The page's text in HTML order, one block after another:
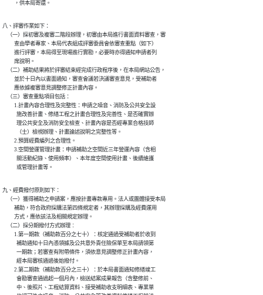
          ，供本局寄還。
八、評審作業如下：
    （一）採初審及複審二階段辦理，初審由本局進行書面資料審查，審
          查由學者專家、本局代表組成評審委員會依審查重點（如下）
          進行評審，本局得至現場進行實勘，必要時亦得通知申請者列
          席說明。
    （二）補助結果將於評審結束經完成行政程序後，在本局網站公告，
          並於十日內以書面通知，審查會議若決議審查意見，受補助者
          應依據複審意見調整修正計畫內容。
    （三）審查重點項目包括：
          1.計畫內容合理性及完整性：申請之噪音、消防及公共安全設
            施改善計畫、修繕工程之計畫合理性及完善性、是否確實辦
            理公共安全及消防安全檢查、計畫內容是否經專業合格技師
            （士）檢視辦理、計畫論述說明之完整性等。
          2.預算經費編列之合理性。
          3.空間營運管理計畫：申請補助之空間近三年營運內容（含相
            關活動紀錄、使用頻率）、本年度空間使用計畫、後續維護
            或管理計畫等。
九、經費撥付原則如下：
    （一）獲得補助之申請案，應按計畫專款專用。法人或團體接受本局
          補助，符合政府採購法第四條規定者，其辦理採購及經費運用
          方式，應依該法及相關規定辦理。
    （二）採分期撥付方式辦理︰
          1.第一期款（補助款百分之七十）：核定通過受補助者於收到
            補助通知十日內憑領據及公共意外責任險保單至本局請領第
            一期款；若審查有附帶條件，須依意見調整修正計畫內容，
            經本局審核通過後始撥付。
          2.第二期款（補助款百分之三十）：於本局書面通知修繕竣工
            會勘審查通過起一個月內，檢送結案成果報告（含整修前、
            中、後照片、工程結算資料、接受補助收支明細表、專業單